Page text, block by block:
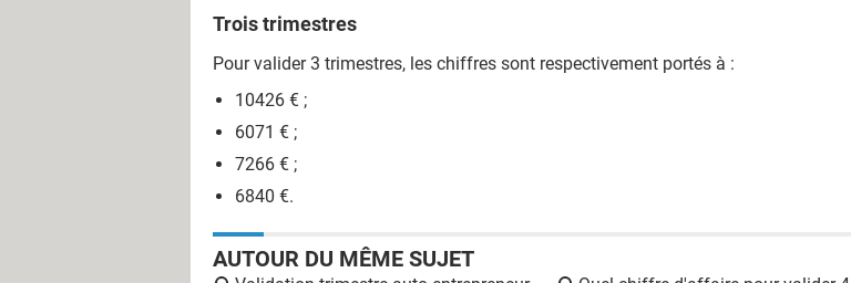
Trois trimestres
Pour valider 3 trimestres, les chiffres sont respectivement portés à :
10426 € ;
6071 € ;
7266 € ;
6840 €.
AUTOUR DU MÊME SUJET